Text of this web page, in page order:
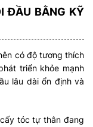
ĐẦU BẰNG KỸ
có độ tương thích
triển khỏe mạnh
lâu dài ổn định và
tóc tự thân đang